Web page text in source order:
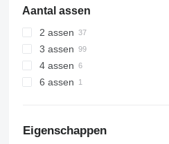
Aantal assen
2 assen
3 assen
4 assen
6 assen
Eigenschappen